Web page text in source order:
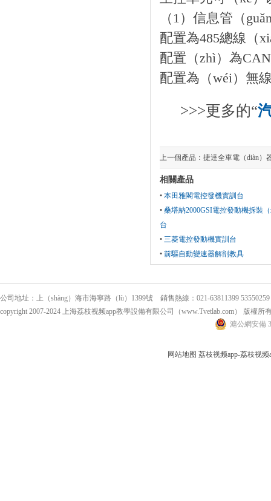
（1）信息管（
配置為485總線（
配置（zhì）為
配置為（wéi）無
>>>更多的“
上一個產品： 捷達全車電（diàn）
相關產品
• 本田雅閣電控發機實訓台
• 桑塔納2000GSI電控發動機拆裝
台
• 三菱電控發動機實訓台
• 前驅自動變速器解剖教具
公司地址：上（shàng）海市海寧路（lù）1399號 銷售熱線：021-63811399 53550259
copyright 2007-2024 上海荔枝视频app教學設備有限公司（www.Tvetlab.com） 版權所
滬公網安備
网站地图 荔枝视频app-荔枝视